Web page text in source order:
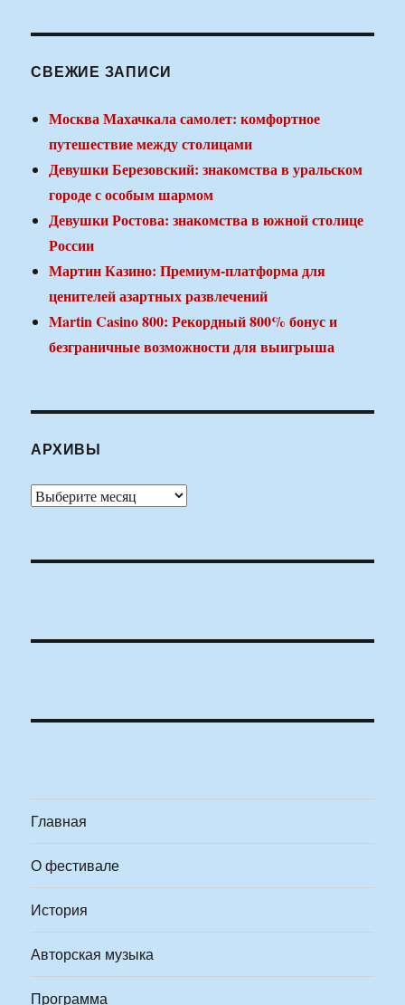
СВЕЖИЕ ЗАПИСИ
Москва Махачкала самолет: комфортное
путешествие между столицами
Девушки Березовский: знакомства в уральском
городе с особым шармом
Девушки Ростова: знакомства в южной столице
России
Мартин Казино: Премиум-платформа для
ценителей азартных развлечений
Martin Casino 800: Рекордный 800% бонус и
безграничные возможности для выигрыша
АРХИВЫ
Архивы
Главная
О фестивале
История
Авторская музыка
Программа